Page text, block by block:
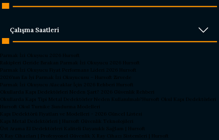
Çalışma Saatleri
Parmak İzi Okuyucu 2026 Hursoft
Rakipleri Geride Bırakan Parmak İzi Okuyucu 2026 Hursoft
Parmak İzi Okuyucu Fiyat Performans Lideri 2026 Hursoft
2026’nın En İyi Parmak İzi Okuyucusu – Hursoft Zirvede
Parmak İzi Okuyucu Alacaklar İçin 2026 Rehberi Hursoft
Okullarda Kapı Dedektörleri Neden Şart? 2026 Güvenlik Rehberi
Okullarda Kapı Tipi Metal Dedektörler Neden Kullanılmalı?Hursoft Okul Kapı Dedektörleri
Hursoft Okul Turnike Sundurma Modelleri
Kapı Dedektörü Fiyatları ve Modelleri - 2026 Güncel Listesi
Kapı Metal Dedektörleri | Hursoft Güvenlik Teknolojileri
Üst Arama El Dedektörleri Kaliteli Dayanıklı Sağlam | Hursoft
X Ray Cihazları | Profesyonel Güvenlik X Ray Cihazı Sistemleri | Hursoft